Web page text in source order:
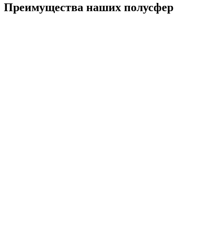
Преимущества наших полусфер